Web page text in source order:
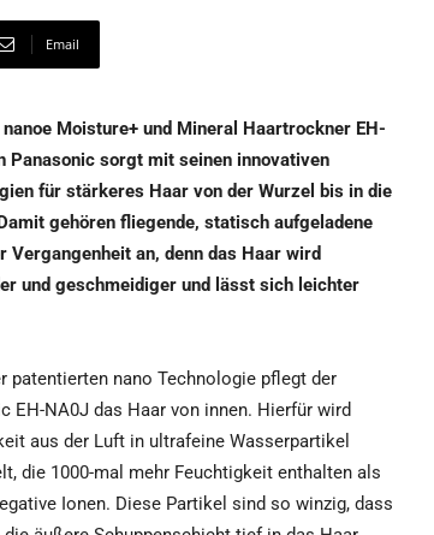
Email
nanoe Moisture+ und Mineral Haartrockner EH-
Panasonic sorgt mit seinen innovativen
für stärkeres Haar von der Wurzel bis in die
gehören fliegende, statisch aufgeladene
Vergangenheit an, denn das Haar wird
und geschmeidiger und lässt sich leichter
patentierten nano Technologie pflegt der
EH-NA0J das Haar von innen. Hierfür wird
aus der Luft in ultrafeine Wasserpartikel
die 1000-mal mehr Feuchtigkeit enthalten als
Ionen. Diese Partikel sind so winzig, dass